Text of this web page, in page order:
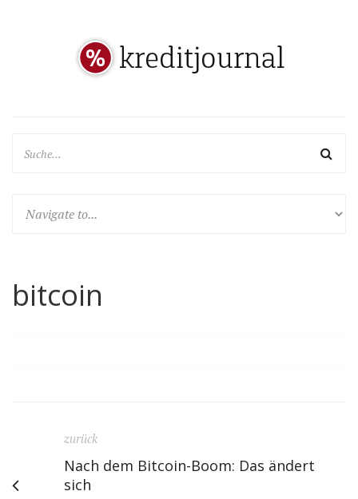
bitcoin
zurück
Nach dem Bitcoin-Boom: Das ändert
sich